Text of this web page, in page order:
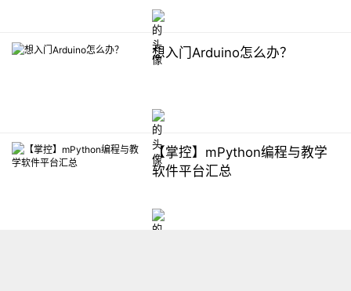
想入门Arduino怎么办？
【掌控】mPython编程与教学
软件平台汇总